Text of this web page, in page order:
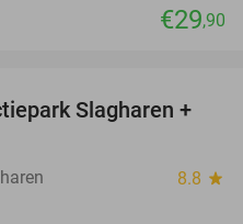
€29,90
41%
Slagharen +
8.8 star